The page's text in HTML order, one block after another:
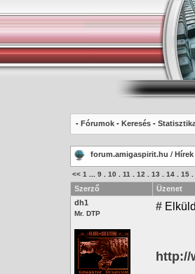
- Fórumok - Keresés -
forum.amigaspirit.hu / Hírek
<< 1 9 10 11 12 13 14 15
Szerző
Üzenet
dh1
Mr. DTP
#
http://